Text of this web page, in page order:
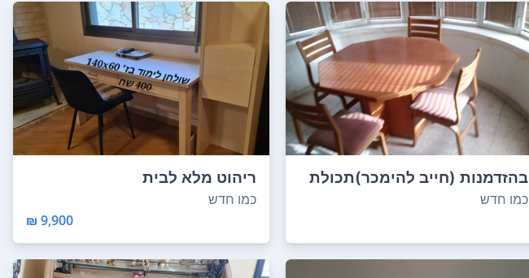
בהזדמנות (חייב להימכר)תכולת
בית בבאר שבע...
כמו חדש
ריהוט מלא לבית
כמו חדש
9,900 ₪